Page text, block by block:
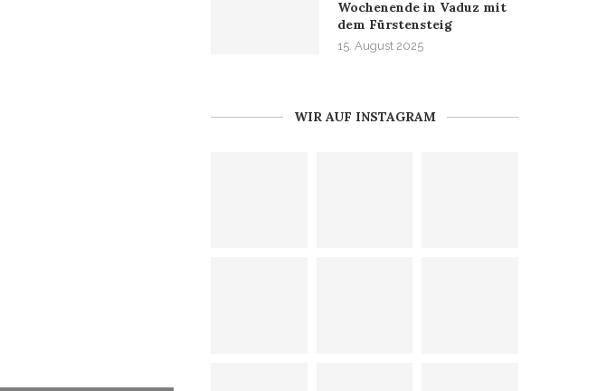
Wochenende in Vaduz mit
dem Fürstensteig
15. August 2025
WIR AUF INSTAGRAM